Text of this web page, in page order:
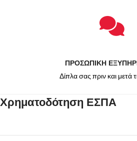
ΠΡΟΣΩΠΙΚΗ
Δίπλα σας πριν και μετά
Χρηματοδότηση ΕΣΠΑ